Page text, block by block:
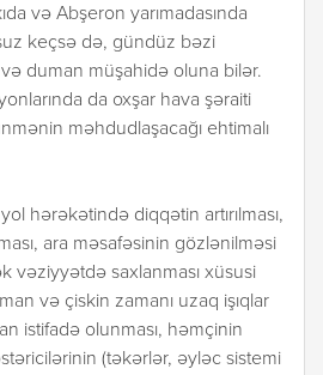
və Abşeron yarımadasında
keçsə də, gündüz bəzi
duman müşahidə oluna bilər.
da oxşar hava şəraiti
məhdudlaşacağı ehtimalı
hərəkətində diqqətin artırılması,
ara məsafəsinin gözlənilməsi
vəziyyətdə saxlanması xüsusi
və çiskin zamanı uzaq işıqlar
istifadə olunması, həmçinin
(təkərlər, əyləc sistemi